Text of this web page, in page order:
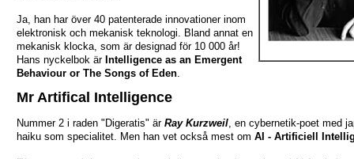
Ja, han har över 40 patenterade innovationer inom
elektronisk och mekanisk teknologi. Bland annat en
mekanisk klocka, som är designad för 10 000 år!
Hans nyckelbok är Intelligence as an Emergent
Behaviour or The Songs of Eden
Mr Artifical Intelligence
Nummer 2 i raden "Digeratis" är Ray Kurzweil, en cybernetik-poet med
haiku som specialitet. Men han vet också mest om AI - Artificiell